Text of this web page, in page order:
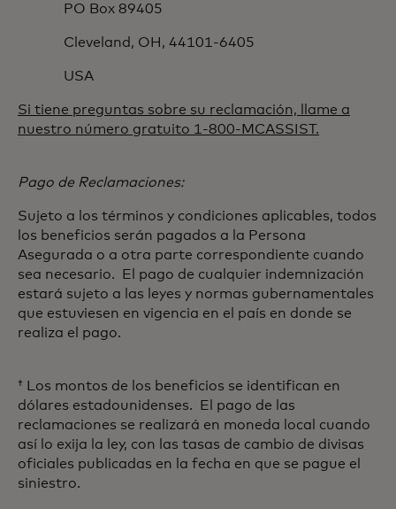
PO Box 89405
Cleveland, OH, 44101-6405
USA
Si tiene preguntas sobre su reclamación, llame a
nuestro número gratuito 1-800-MCASSIST.
Pago de Reclamaciones:
Sujeto a los términos y condiciones aplicables, todos
los beneficios serán pagados a la Persona
Asegurada o a otra parte correspondiente cuando
sea necesario. El pago de cualquier indemnización
estará sujeto a las leyes y normas gubernamentales
que estuviesen en vigencia en el país en donde se
realiza el pago.
† Los montos de los beneficios se identifican en
dólares estadounidenses. El pago de las
reclamaciones se realizará en moneda local cuando
así lo exija la ley, con las tasas de cambio de divisas
oficiales publicadas en la fecha en que se pague el
siniestro.